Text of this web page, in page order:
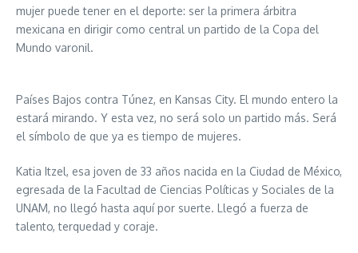
mujer puede tener en el deporte: ser la primera árbitra
mexicana en dirigir como central un partido de la Copa del
Mundo varonil.
Países Bajos contra Túnez, en Kansas City. El mundo entero la
estará mirando. Y esta vez, no será solo un partido más. Será
el símbolo de que ya es tiempo de mujeres.
Katia Itzel, esa joven de 33 años nacida en la Ciudad de México,
egresada de la Facultad de Ciencias Políticas y Sociales de la
UNAM, no llegó hasta aquí por suerte. Llegó a fuerza de
talento, terquedad y coraje.